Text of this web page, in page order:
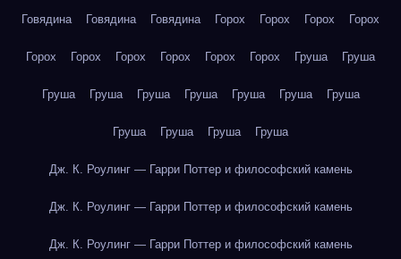
Говядина Говядина Говядина Горох Горох Горох Горох
Горох Горох Горох Горох Горох Горох Груша Груша
Груша Груша Груша Груша Груша Груша Груша
Груша Груша Груша Груша
Дж. К. Роулинг — Гарри Поттер и философский камень
Дж. К. Роулинг — Гарри Поттер и философский камень
Дж. К. Роулинг — Гарри Поттер и философский камень